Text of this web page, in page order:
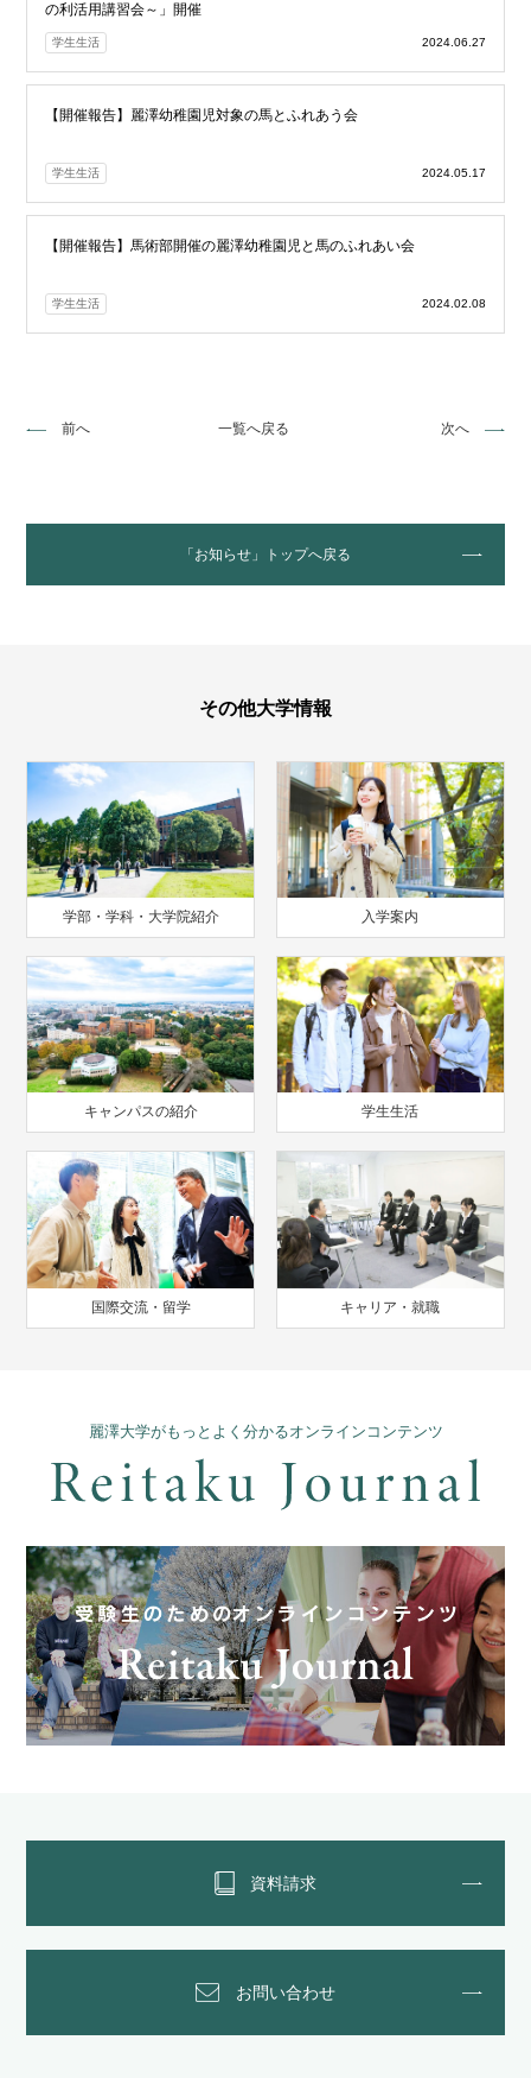
の利活用講習会～」開催
学生生活 2024.06.27
【開催報告】麗澤幼稚園児対象の馬とふれあう会
学生生活 2024.05.17
【開催報告】馬術部開催の麗澤幼稚園児と馬のふれあい会
学生生活 2024.02.08
前へ 一覧へ戻る 次へ
「お知らせ」トップへ戻る
その他大学情報
学部・学科・大学院紹介 入学案内
キャンパスの紹介 学生生活
国際交流・留学 キャリア・就職
麗澤大学がもっとよく分かるオンラインコンテンツ
資料請求
お問い合わせ